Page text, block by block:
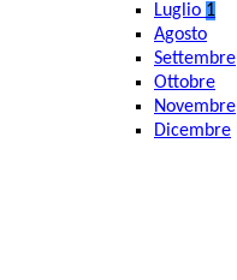
Luglio 1
Agosto
Settembre
Ottobre
Novembre
Dicembre